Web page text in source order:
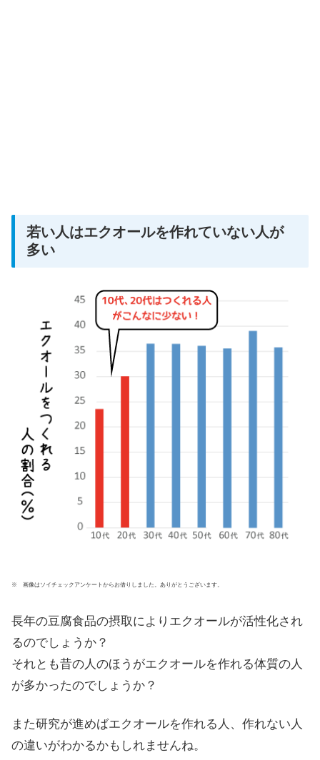
若い人はエクオールを作れていない人が
多い
※ 画像はソイチェックアンケートからお借りしました。ありがとうございます。
長年の豆腐食品の摂取によりエクオールが活性化され
るのでしょうか？
それとも昔の人のほうがエクオールを作れる体質の人
が多かったのでしょうか？
また研究が進めばエクオールを作れる人、作れない人
の違いがわかるかもしれませんね。